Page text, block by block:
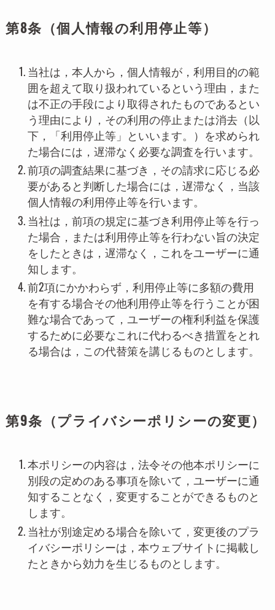
第8条（個人情報の利用停止等）
当社は，本人から，個人情報が，利用目的の範
囲を超えて取り扱われているという理由，また
は不正の手段により取得されたものであるとい
う理由により，その利用の停止または消去（以
下，「利用停止等」といいます。）を求められ
た場合には，遅滞なく必要な調査を行います。
前項の調査結果に基づき，その請求に応じる必
要があると判断した場合には，遅滞なく，当該
個人情報の利用停止等を行います。
当社は，前項の規定に基づき利用停止等を行っ
た場合，または利用停止等を行わない旨の決定
をしたときは，遅滞なく，これをユーザーに通
知します。
前2項にかかわらず，利用停止等に多額の費用
を有する場合その他利用停止等を行うことが困
難な場合であって，ユーザーの権利利益を保護
するために必要なこれに代わるべき措置をとれ
る場合は，この代替策を講じるものとします。
第9条（プライバシーポリシーの変更）
本ポリシーの内容は，法令その他本ポリシーに
別段の定めのある事項を除いて，ユーザーに通
知することなく，変更することができるものと
します。
当社が別途定める場合を除いて，変更後のプラ
イバシーポリシーは，本ウェブサイトに掲載し
たときから効力を生じるものとします。